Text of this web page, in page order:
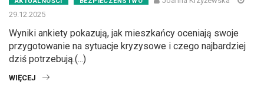
29.12.2025
Wyniki ankiety pokazują, jak mieszkańcy oceniają swoje
przygotowanie na sytuacje kryzysowe i czego najbardziej
dziś potrzebują.(...)
WIĘCEJ